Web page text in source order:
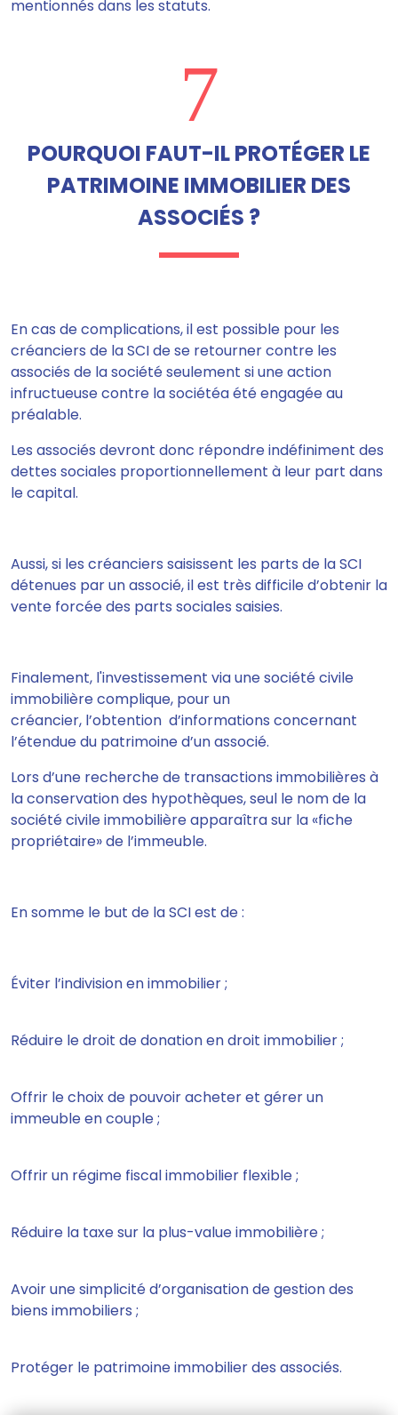
mentionnés dans les statuts.
7
POURQUOI FAUT-IL PROTÉGER LE
PATRIMOINE IMMOBILIER DES
ASSOCIÉS ?
En cas de complications, il est possible pour les
créanciers de la SCI de se retourner contre les
associés de la société seulement si une action
infructueuse contre la sociétéa été engagée au
préalable.
Les associés devront donc répondre indéfiniment des
dettes sociales proportionnellement à leur part dans
le capital.
Aussi, si les créanciers saisissent les parts de la SCI
détenues par un associé, il est très difficile d’obtenir la
vente forcée des parts sociales saisies.
Finalement, l'investissement via une société civile
immobilière complique, pour un
créancier, l’obtention d’informations concernant
l’étendue du patrimoine d’un associé.
Lors d’une recherche de transactions immobilières à
la conservation des hypothèques, seul le nom de la
société civile immobilière apparaîtra sur la «fiche
propriétaire» de l’immeuble.
En somme le but de la SCI est de :
Éviter l’indivision en immobilier ;
Réduire le droit de donation en droit immobilier ;
Offrir le choix de pouvoir acheter et gérer un
immeuble en couple ;
Offrir un régime fiscal immobilier flexible ;
Réduire la taxe sur la plus-value immobilière ;
Avoir une simplicité d’organisation de gestion des
biens immobiliers ;
Protéger le patrimoine immobilier des associés.